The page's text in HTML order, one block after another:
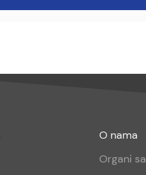
Footer
sub
O nama
Organi